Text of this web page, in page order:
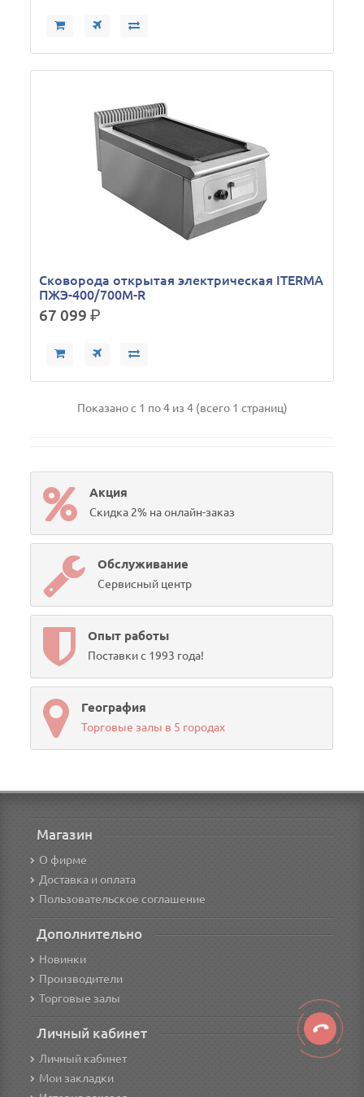
Сковорода открытая электрическая ITERMA
ПЖЭ-400/700М-R
67 099р.
Показано с 1 по 4 из 4 (всего 1 страниц)
Акция
Скидка 2% на онлайн-заказ
Обслуживание
Сервисный центр
Опыт работы
Поставки с 1993 года!
География
Торговые залы в 5 городах
Магазин
О фирме
Доставка и оплата
Пользовательское соглашение
Дополнительно
Новинки
Производители
Торговые залы
Личный кабинет
Личный кабинет
Мои закладки